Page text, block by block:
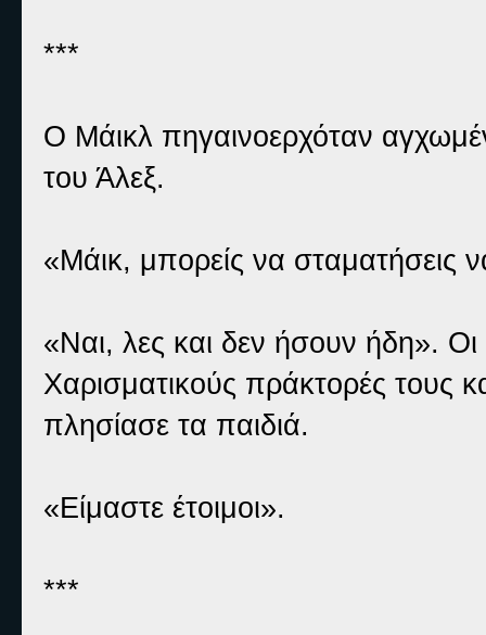
***
Ο Μάικλ πηγαινοερχόταν
του Άλεξ.
«Μάικ, μπορείς να σταματήσεις
«Ναι, λες και δεν ήσουν ήδη». Οι
Χαρισματικούς πράκτορές τους
πλησίασε τα παιδιά.
«Είμαστε έτοιμοι».
***